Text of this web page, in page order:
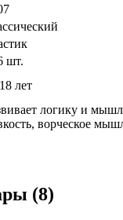
шт.
лет
логику и
ворческое
(8)